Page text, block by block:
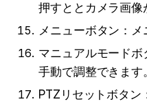
押すととカメラ画像
メニューボタン：メ
マニュアルモード
手動で調整できます。
PTZリセットボタン